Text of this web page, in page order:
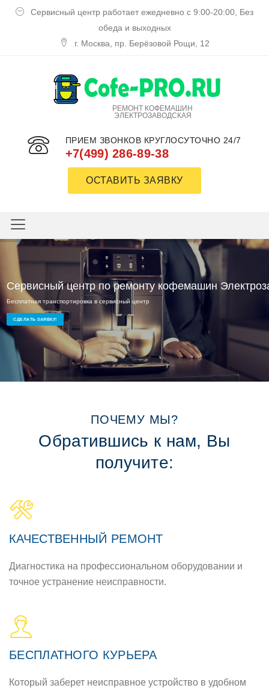
Сервисный центр работает ежедневно с 9:00-20:00, Без
обеда и выходных
г. Москва, пр. Берёзовой Рощи, 12
РЕМОНТ КОФЕМАШИН
ЭЛЕКТРОЗАВОДСКАЯ
ПРИЕМ ЗВОНКОВ КРУГЛОСУТОЧНО 24/7
+7(499) 286-89-38
ОСТАВИТЬ ЗАЯВКУ
Сервисный центр по ремонту кофемашин
Бесплатная транспортировка в сервисный центр
Ремонт кофемашин на дому или в офисе
СДЕЛАТЬ ЗАЯВКУ!
ПОЧЕМУ МЫ?
Обратившись к нам, Вы
получите:
КАЧЕСТВЕННЫЙ РЕМОНТ
Диагностика на профессиональном оборудовании и
точное устранение неисправности.
БЕСПЛАТНОГО КУРЬЕРА
Который заберет неисправное устройство в удобном